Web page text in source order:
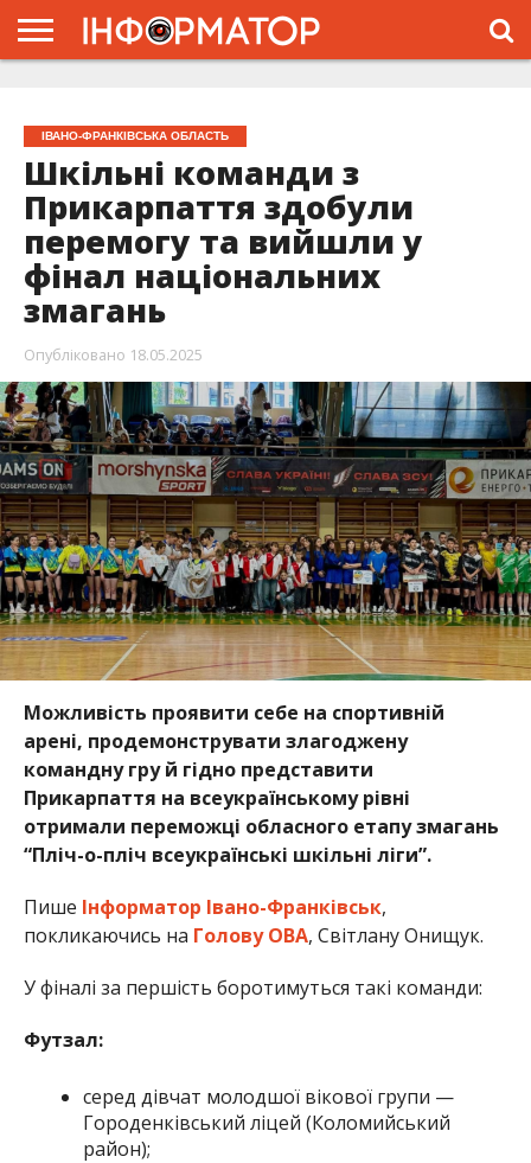
ІВАНО-ФРАНКІВСЬКА ОБЛАСТЬ
Шкільні команди з
Прикарпаття здобули
перемогу та вийшли у
фінал національних
змагань
Опубліковано 18.05.2025
Можливість проявити себе на спортивній
арені, продемонструвати злагоджену
командну гру й гідно представити
Прикарпаття на всеукраїнському рівні
отримали переможці обласного етапу змагань
“Пліч-о-пліч всеукраїнські шкільні ліги”.
Пише Інформатор Івано-Франківськ,
покликаючись на Голову ОВА, Світлану Онищук.
У фіналі за першість боротимуться такі команди:
Футзал:
серед дівчат молодшої вікової групи —
Городенківський ліцей (Коломийський
район);